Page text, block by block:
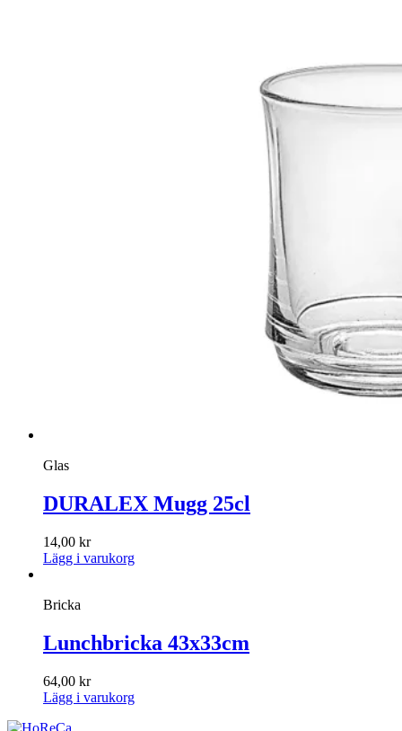
Glas
DURALEX Mugg 25cl
14,00 kr
Lägg i varukorg
Bricka
Lunchbricka 43x33cm
64,00 kr
Lägg i varukorg